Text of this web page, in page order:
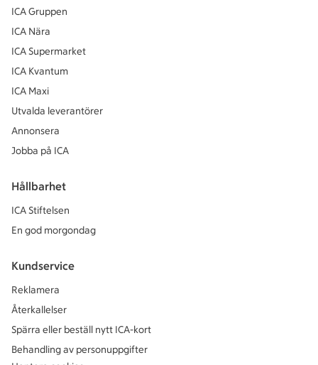
ICA Gruppen
ICA Nära
ICA Supermarket
ICA Kvantum
ICA Maxi
Utvalda leverantörer
Annonsera
Jobba på ICA
Hållbarhet
ICA Stiftelsen
En god morgondag
Kundservice
Reklamera
Återkallelser
Spärra eller beställ nytt ICA-kort
Behandling av personuppgifter